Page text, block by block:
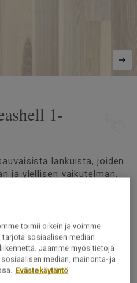
1-
lankuista, joiden
ja ylellisen vaikutelman.
luonnollista vaihtelua ja
125)
toimii oikein ja voimme
sosiaalisen median
Jaamme myös tietoja
median, mainonta- ja
Evästekäytäntö